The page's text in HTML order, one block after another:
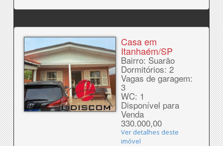
Casa em
Itanhaém/SP
Bairro: Suarão
Dormitórios: 2
Vagas de garagem:
3
WC: 1
Disponível para
Venda
330.000,00
Ver detalhes deste
imóvel